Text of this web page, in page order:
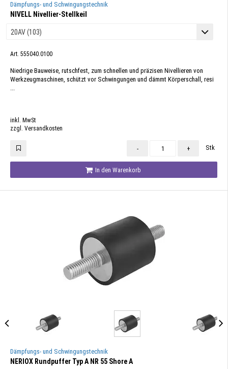
Dämpfungs- und Schwingungstechnik
NIVELL Nivellier-Stellkeil
Art. 555040.0100
Niedrige Bauweise, rutschfest, zum schnellen und präzisen Nivellieren von
Werkzeugmaschinen, schützt vor Schwingungen und dämmt Körperschall, resi
...
inkl. MwSt
zzgl. Versandkosten
- + Stk
In den Warenkorb
Dämpfungs- und Schwingungstechnik
NERIOX Rundpuffer Typ A NR 55 Shore A